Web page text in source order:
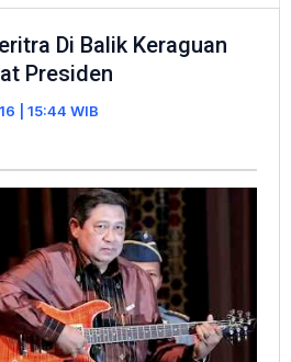
Times
:
Ceritra
Di
Keraguan
Menjabat
Presiden
Di Balik Keraguan
Presiden
| 15:44 WIB